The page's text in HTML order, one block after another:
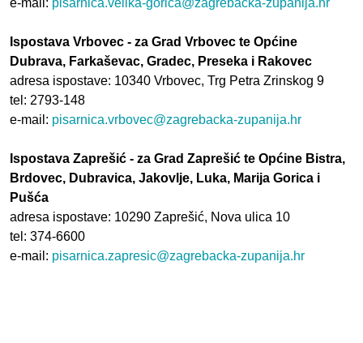
e-mail: pisarnica.velika-gorica@zagrebacka-zupanija.hr
Ispostava Vrbovec - za Grad Vrbovec te Općine
Dubrava, Farkaševac, Gradec, Preseka i Rakovec
adresa ispostave: 10340 Vrbovec, Trg Petra Zrinskog 9
tel: 2793-148
e-mail: pisarnica.vrbovec@zagrebacka-zupanija.hr
Ispostava Zaprešić - za Grad Zaprešić te Općine Bistra,
Brdovec, Dubravica, Jakovlje, Luka, Marija Gorica i
Pušća
adresa ispostave: 10290 Zaprešić, Nova ulica 10
tel: 374-6600
e-mail: pisarnica.zapresic@zagrebacka-zupanija.hr